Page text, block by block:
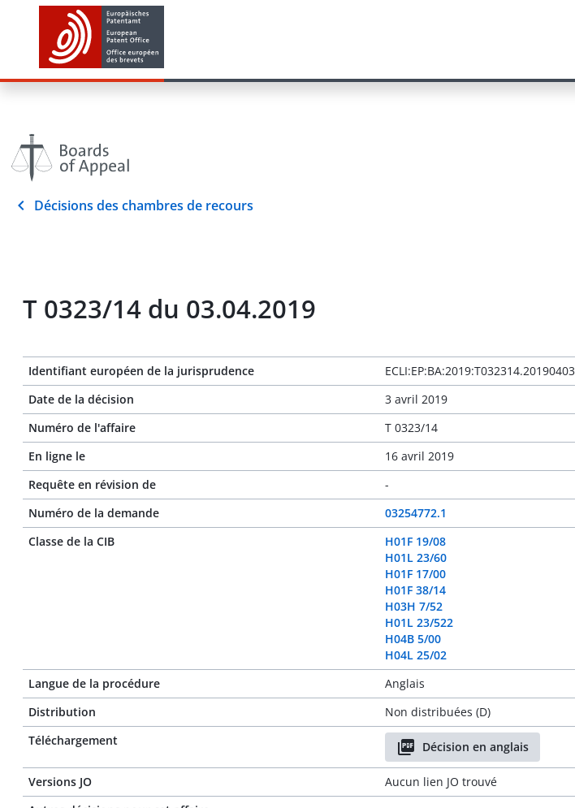
Décisions des chambres de recours
T 0323/14 du 03.04.2019
Identifiant européen de la jurisprudence
ECLI:EP:BA:2019:T032314.20190403
Date de la décision
3 avril 2019
Numéro de l'affaire
T 0323/14
En ligne le
16 avril 2019
Requête en révision de
-
Numéro de la demande
03254772.1
Classe de la CIB
H01F 19/08
H01L 23/60
H01F 17/00
H01F 38/14
H03H 7/52
H01L 23/522
H04B 5/00
H04L 25/02
Langue de la procédure
Anglais
Distribution
Non distribuées (D)
Téléchargement
Décision en anglais
Versions JO
Aucun lien JO trouvé